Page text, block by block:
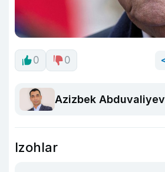
0 0
Azizbek Abduvaliyev
Izohlar